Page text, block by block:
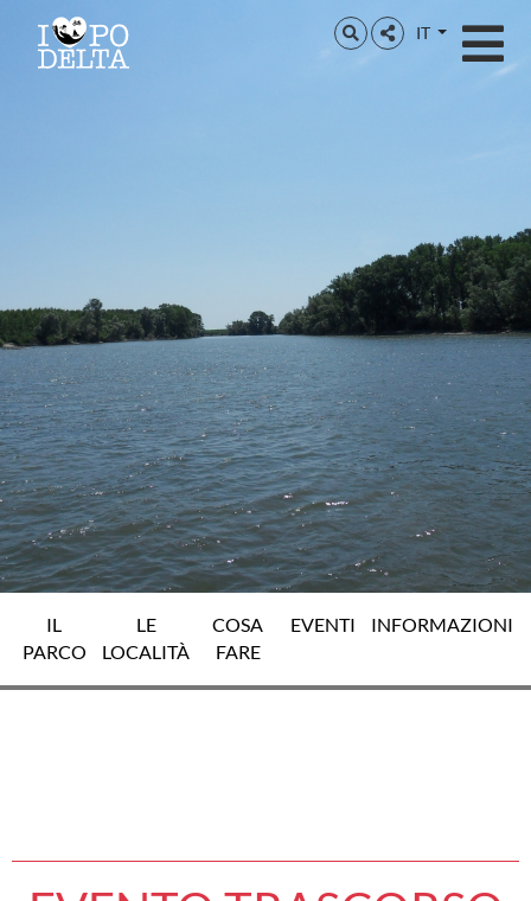
Delta del Po
IT
IL
PARCO
LE
LOCALITÀ
COSA
FARE
EVENTI INFORMAZIONI